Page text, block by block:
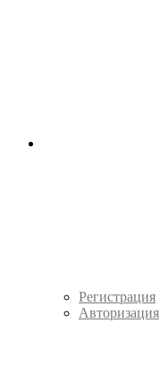
Регистрация
Авторизация